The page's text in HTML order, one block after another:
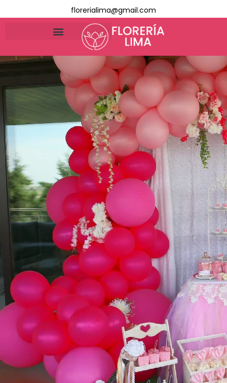
florerialima@gmail.com